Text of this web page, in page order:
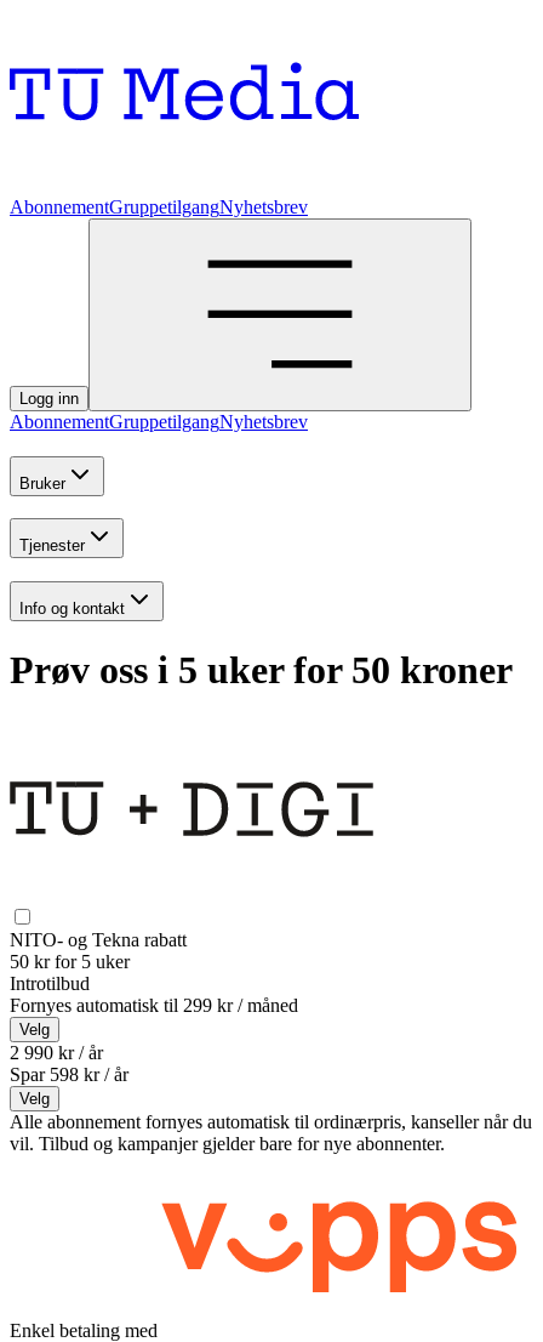
AbonnementGruppetilgangNyhetsbrev
Logg inn
AbonnementGruppetilgangNyhetsbrev
Bruker
Tjenester
Info og kontakt
Prøv oss i 5 uker for 50 kroner
NITO- og Tekna rabatt
50 kr for 5 uker
Introtilbud
Fornyes automatisk til 299 kr / måned
Velg
2 990 kr / år
Spar 598 kr /år
Velg
Alle abonnement fornyes automatisk til ordinærpris, kanseller når du
vil. Tilbud og kampanjer gjelder bare for nye abonnenter.
Enkel betaling med